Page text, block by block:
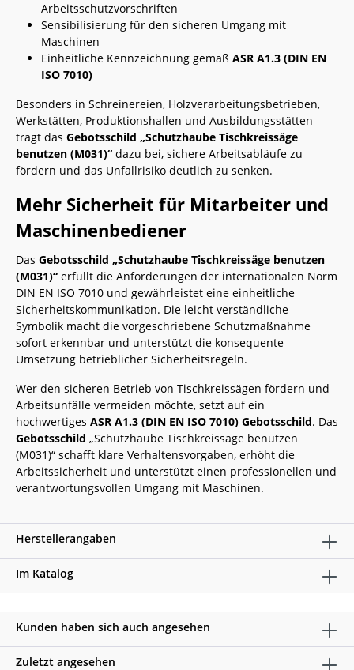
Arbeitsschutzvorschriften
Sensibilisierung für den sicheren Umgang mit
Maschinen
Einheitliche Kennzeichnung gemäß ASR A1.3 (DIN EN
ISO 7010)
Besonders in Schreinereien, Holzverarbeitungsbetrieben,
Werkstätten, Produktionshallen und Ausbildungsstätten
trägt das Gebotsschild „Schutzhaube Tischkreissäge
benutzen (M031)“ dazu bei, sichere Arbeitsabläufe zu
fördern und das Unfallrisiko deutlich zu senken.
Mehr Sicherheit für Mitarbeiter und
Maschinenbediener
Das Gebotsschild „Schutzhaube Tischkreissäge benutzen
(M031)“ erfüllt die Anforderungen der internationalen Norm
DIN EN ISO 7010 und gewährleistet eine einheitliche
Sicherheitskommunikation. Die leicht verständliche
Symbolik macht die vorgeschriebene Schutzmaßnahme
sofort erkennbar und unterstützt die konsequente
Umsetzung betrieblicher Sicherheitsregeln.
Wer den sicheren Betrieb von Tischkreissägen fördern und
Arbeitsunfälle vermeiden möchte, setzt auf ein
hochwertiges ASR A1.3 (DIN EN ISO 7010) Gebotsschild. Das
Gebotsschild „Schutzhaube Tischkreissäge benutzen
(M031)“ schafft klare Verhaltensvorgaben, erhöht die
Arbeitssicherheit und unterstützt einen professionellen und
verantwortungsvollen Umgang mit Maschinen.
Herstellerangaben
Im Katalog
Kunden haben sich auch angesehen
Zuletzt angesehen